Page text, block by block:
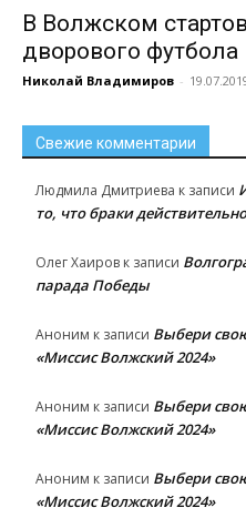
В Волжском
дворового футбола
Николай Владимиров -
Свежие комментарии
Людмила Дмитриева к записи
то, что браки
Олег Хаиров к записи
парада Победы
Аноним к записи Выбери
«Миссис Волжский 2024»
Аноним к записи Выбери
«Миссис Волжский 2024»
Аноним к записи Выбери
«Миссис Волжский 2024»